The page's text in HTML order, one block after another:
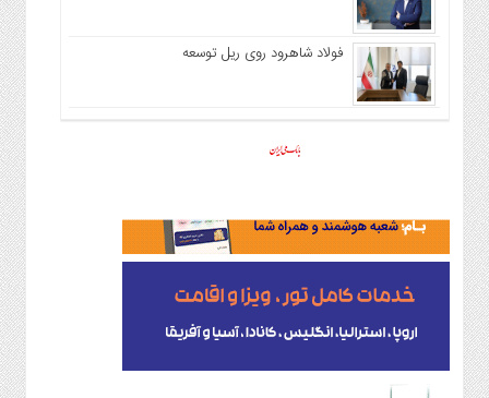
فولاد شاهرود روی ریل توسعه